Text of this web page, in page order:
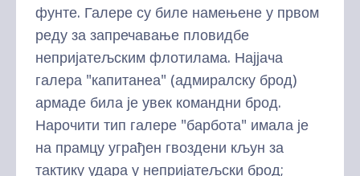
фунте. Галере су биле намењене у првом
реду за запречавање пловидбе
непријатељским флотилама. Најјача
галера "капитанеа" (адмиралску брод)
армаде била је увек командни брод.
Нарочити тип галере "барбота" имала је
на прамцу уграђен гвоздени кљун за
тактику удара у непријатељски брод;